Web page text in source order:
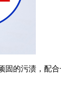
的污渍，配